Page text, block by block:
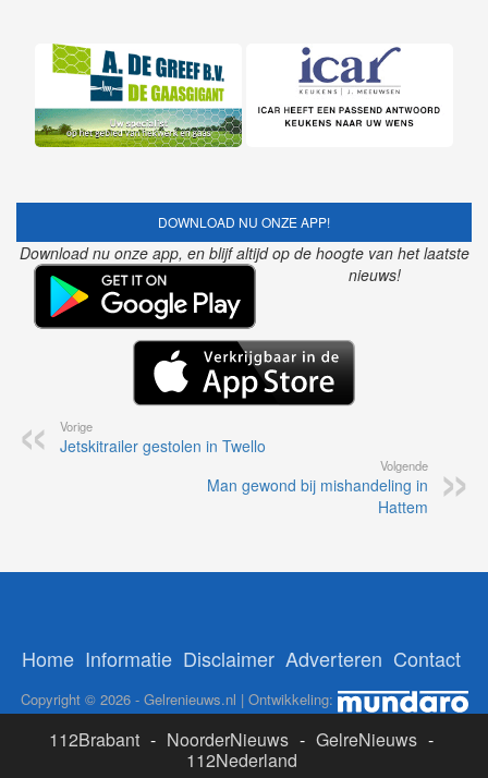
DOWNLOAD NU ONZE APP!
Download nu onze app, en blijf altijd op de hoogte van het laatste
nieuws!
Vorige
Jetskitrailer gestolen in Twello
Volgende
Man gewond bij mishandeling in
Hattem
Home Informatie Disclaimer Adverteren Contact
Copyright © 2026 - Gelrenieuws.nl | Ontwikkeling:
112Brabant - NoorderNieuws - GelreNieuws -
112Nederland